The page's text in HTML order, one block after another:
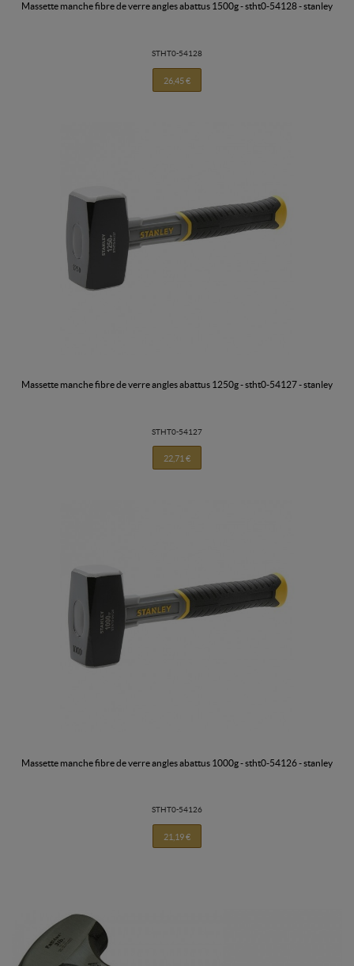
massette manche fibre de verre angles abattus 1500g - stht0-54128 - stanley
STHT0-54128
26,45 €
massette manche fibre de verre angles abattus 1250g - stht0-54127 - stanley
STHT0-54127
22,71 €
massette manche fibre de verre angles abattus 1000g - stht0-54126 - stanley
STHT0-54126
21,19 €